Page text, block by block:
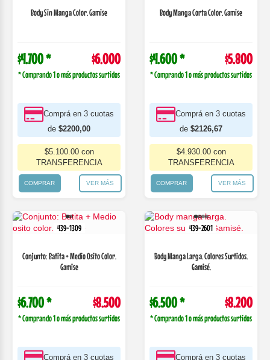
Body Sin Manga Color. Gamise
$4.700 * $6.000
* Comprando 1 o más productos surtidos
Comprá en 3 cuotas
de $2200,00
$5.100.00 con
TRANSFERENCIA
COMPRAR VER MÁS
Body Manga Corta Color. Gamise
$4.600 * $5.800
* Comprando 1 o más productos surtidos
Comprá en 3 cuotas
de $2126,67
$4.930.00 con
TRANSFERENCIA
COMPRAR VER MÁS
439-1309
Conjunto: Batita + Medio Osito Color.
Gamise
$6.700 * $8.500
* Comprando 1 o más productos surtidos
Comprá en 3 cuotas
439-2601
Body Manga Larga. Colores Surtidos.
Gamisé.
$6.500 * $8.200
* Comprando 1 o más productos surtidos
Comprá en 3 cuotas